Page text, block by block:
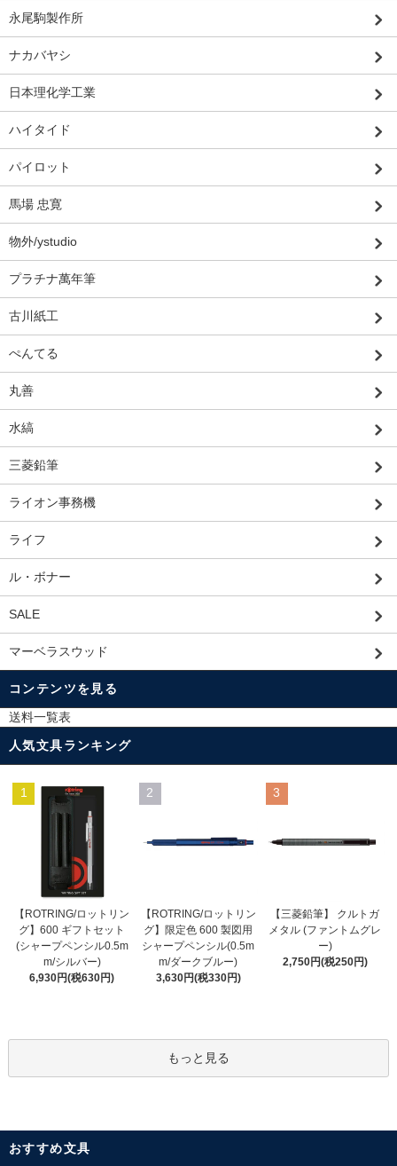
永尾駒製作所
ナカバヤシ
日本理化学工業
ハイタイド
パイロット
馬場 忠寛
物外/ystudio
プラチナ萬年筆
古川紙工
ぺんてる
丸善
水縞
三菱鉛筆
ライオン事務機
ライフ
ル・ボナー
SALE
マーベラスウッド
コンテンツを見る
送料一覧表
人気文具ランキング
1
【ROTRING/ロットリン
グ】600 ギフトセット
(シャープペンシル0.5m
m/シルバー)
6,930円(税630円)
2
【ROTRING/ロットリン
グ】限定色 600 製図用
シャープペンシル(0.5m
m/ダークブルー)
3,630円(税330円)
3
【三菱鉛筆】 クルトガ
メタル (ファントムグレ
ー)
2,750円(税250円)
もっと見る
おすすめ文具